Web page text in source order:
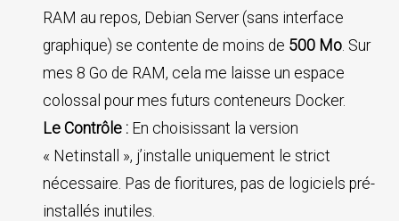
RAM au repos, Debian Server (sans interface
graphique) se contente de moins de 500 Mo . Sur
mes 8 Go de RAM, cela me laisse un espace
colossal pour mes futurs conteneurs Docker.
Le Contrôle : En choisissant la version
« Netinstall », j’installe uniquement le strict
nécessaire. Pas de fioritures, pas de logiciels pré-
installés inutiles.